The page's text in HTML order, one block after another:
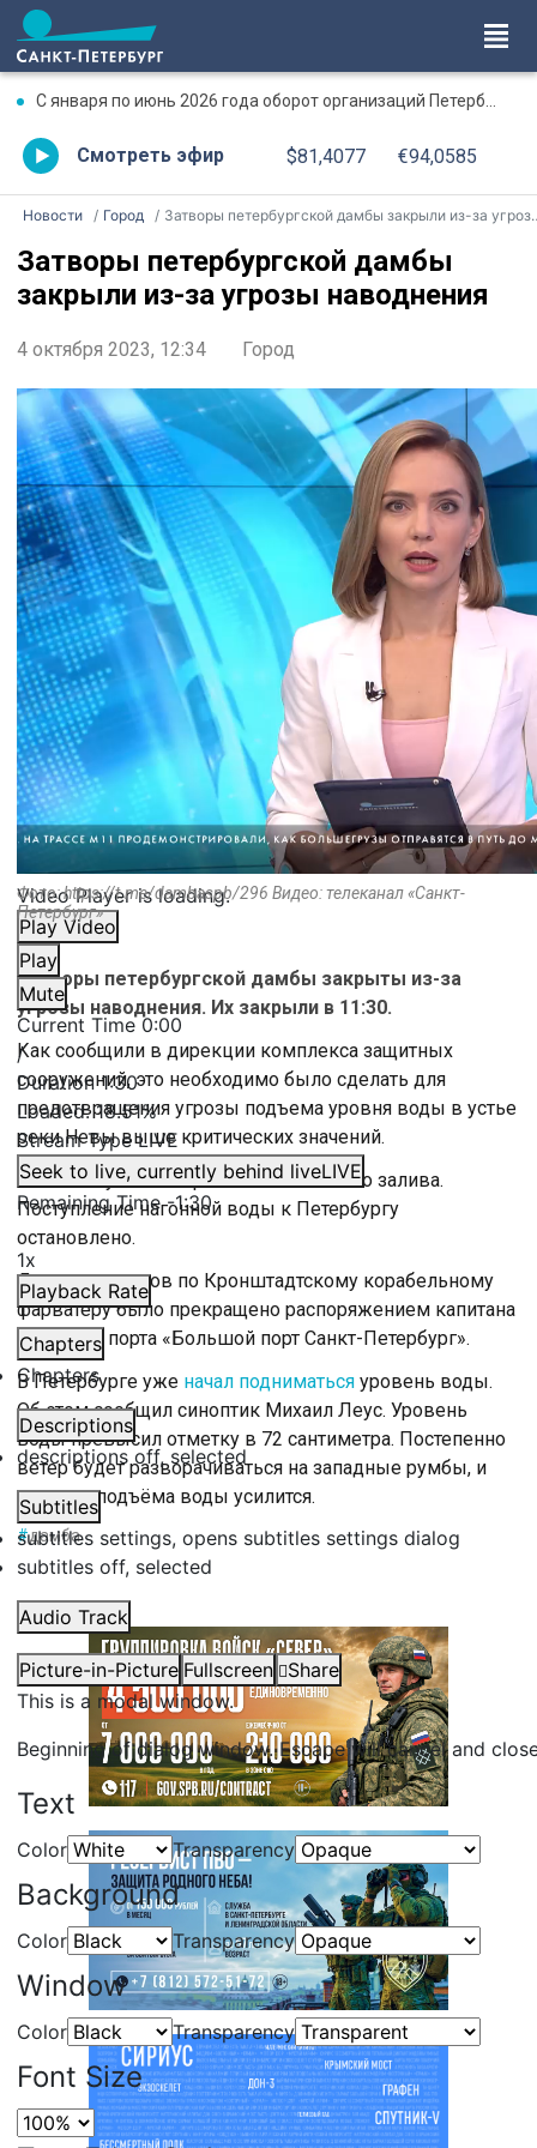
С января по июнь 2026 года оборот организаций Петербурга превысил 17,7 трлн рублей
Смотреть эфир $81,4077 €94,0585
Новости Город Затворы петербургской дамбы закрыли из-за угрозы наводнения
Затворы петербургской дамбы
закрыли из-за угрозы наводнения
4 октября 2023, 12:34 Город
Video Player is loading.
Play Video
Play
Mute
Current Time 0:00
/
Duration1:30
Loaded:18.51%
Stream TypeLIVE
Seek to live, currently behind liveLIVE
Remaining Time-1:30
1x
Playback Rate
Chapters
Chapters
Descriptions
descriptions off, selected
Subtitles
subtitles settings, opens subtitles settings dialog
subtitles off, selected
Audio Track
Picture-in-Picture Fullscreen
Share
This is a modal window.
Beginning of dialog window. Escape will cancel and
Text
Color Transparency
Background
Color Transparency
Window
Color Transparency
Font Size
Фото: https://t.me/dambaspb/296 Видео: телеканал «Санкт-
Петербург»
Затворы петербургской дамбы закрыты из-за
угрозы наводнения. Их закрыли в 11:30.
Как сообщили в дирекции комплекса защитных
сооружений, это необходимо было сделать для
предотвращения угрозы подъема уровня воды в устье
реки Невы выше критических значений.
Невская губа изолирована от Финского залива.
Поступление нагонной воды к Петербургу
остановлено.
Движение судов по Кронштадтскому корабельному
фарватеру было прекращено распоряжением капитана
морского порта «Большой порт Санкт-Петербург».
В Петербурге уже начал подниматься уровень воды.
Об этом сообщил синоптик Михаил Леус. Уровень
воды превысил отметку в 72 сантиметра. Постепенно
ветер будет разворачиваться на западные румбы, и
процесс подъёма воды усилится.
#дамба